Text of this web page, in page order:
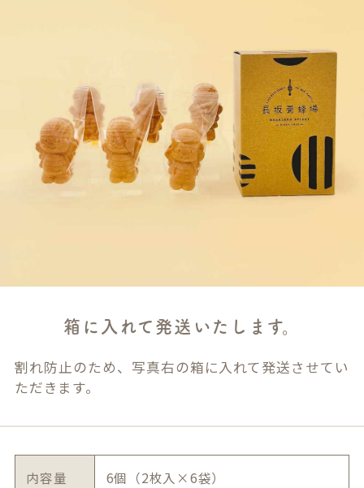
箱に入れて発送いたします。
割れ防止のため、写真右の箱に入れて発送させてい
ただきます。
内容量 6個（2枚入×6袋）